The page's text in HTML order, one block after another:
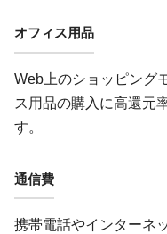
オフィス用品
Web上のショッピング
ス用品の購入に高還元
す。
通信費
携帯電話やインターネ